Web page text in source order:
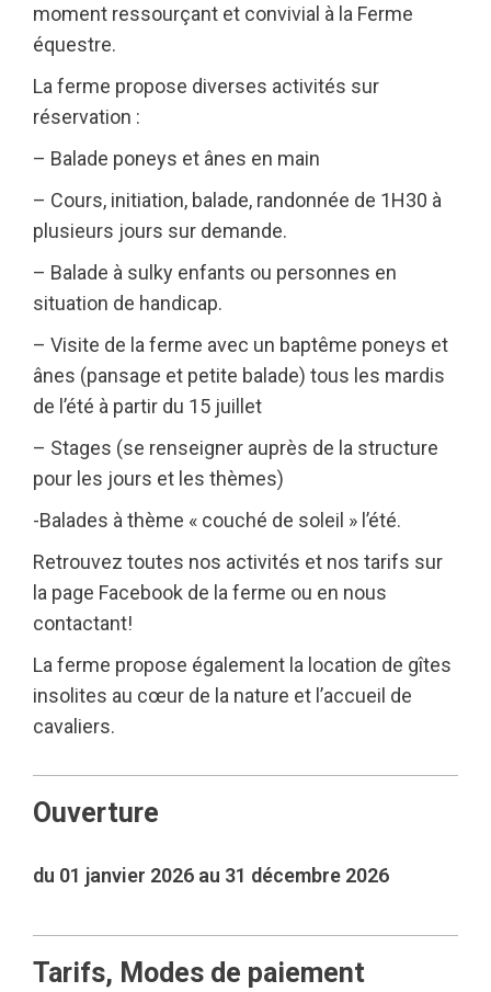
moment ressourçant et convivial à la Ferme
équestre.
La ferme propose diverses activités sur
réservation :
– Balade poneys et ânes en main
– Cours, initiation, balade, randonnée de 1H30 à
plusieurs jours sur demande.
– Balade à sulky enfants ou personnes en
situation de handicap.
– Visite de la ferme avec un baptême poneys et
ânes (pansage et petite balade) tous les mardis
de l’été à partir du 15 juillet
– Stages (se renseigner auprès de la structure
pour les jours et les thèmes)
-Balades à thème « couché de soleil » l’été.
Retrouvez toutes nos activités et nos tarifs sur
la page Facebook de la ferme ou en nous
contactant!
La ferme propose également la location de gîtes
insolites au cœur de la nature et l’accueil de
cavaliers.
Ouverture
du 01 janvier 2026 au 31 décembre 2026
Tarifs, Modes de paiement